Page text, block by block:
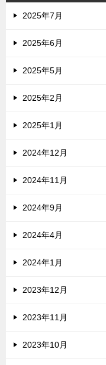
2025年7月
2025年6月
2025年5月
2025年2月
2025年1月
2024年12月
2024年11月
2024年9月
2024年4月
2024年1月
2023年12月
2023年11月
2023年10月